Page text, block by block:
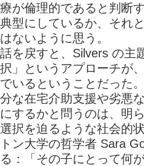
療が倫理的であると判断
典型にしているか、それ
はないように思う。
話を戻すと、Silvers の主
択」というアプローチが
でいるということだった
分な在宅介助支援や劣悪
にするかと問うのは、明
選択を迫るような社会的
トン大学の哲学者 Sara
る：「その子にとって何